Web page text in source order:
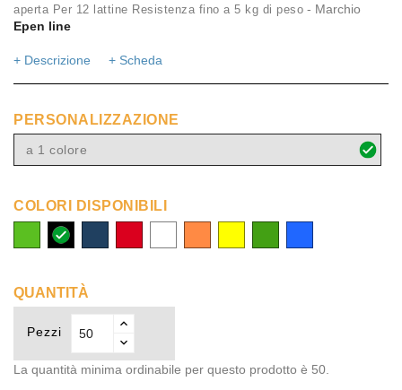
aperta Per 12 lattine Resistenza fino a 5 kg di peso - Marchio
Epen line
+ Descrizione + Scheda
PERSONALIZZAZIONE
a 1 colore
COLORI DISPONIBILI
nero
royal
QUANTITÀ
Pezzi
La quantità minima ordinabile per questo prodotto è 50.